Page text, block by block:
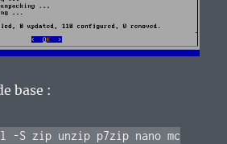
base :
-S zip unzip p7zip nano mc